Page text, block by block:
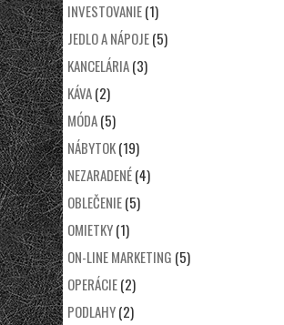
INVESTOVANIE(1)
JEDLO A NÁPOJE(5)
KANCELÁRIA(3)
KÁVA(2)
MÓDA(5)
NÁBYTOK(19)
NEZARADENÉ(4)
OBLEČENIE(5)
OMIETKY(1)
ON-LINE MARKETING (5)
OPERÁCIE(2)
PODLAHY(2)